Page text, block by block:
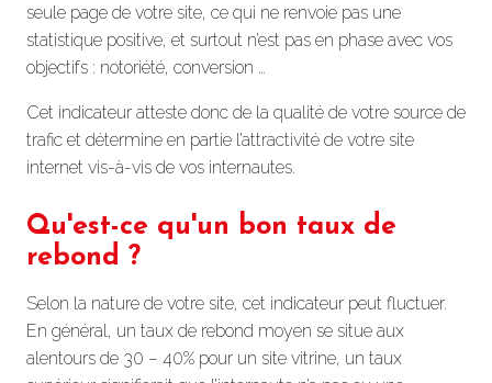
seule page de votre site, ce qui ne renvoie pas une
statistique positive, et surtout n’est pas en phase avec vos
objectifs : notoriété, conversion …
Cet indicateur atteste donc de la qualité de votre source de
trafic et détermine en partie l’attractivité de votre site
internet vis-à-vis de vos internautes.
Qu'est-ce qu'un bon taux de
rebond ?
Selon la nature de votre site, cet indicateur peut fluctuer.
En général, un taux de rebond moyen se situe aux
alentours de 30 – 40% pour un site vitrine, un taux